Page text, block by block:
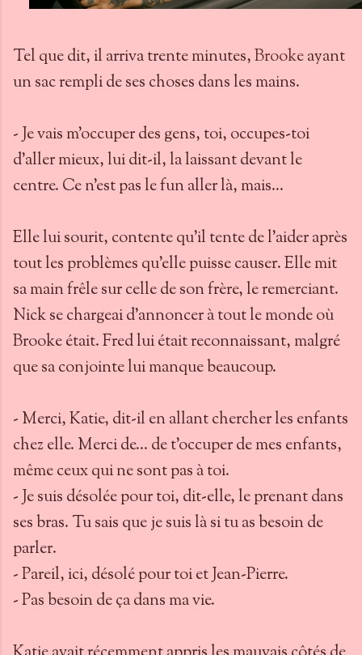
Tel que dit, il arriva trente minutes,Brookeayant
un sac rempli de ses choses dans les mains.
- Je vais m’occuper des gens, toi, occupes-toi
d’aller mieux, lui dit-il, la laissant devant le
centre. Ce n’est pas le fun aller là, mais…
Elle lui sourit, contente qu’il tente de l’aider après
tout les problèmes qu’elle puisse causer. Elle mit
sa main frêle sur celle de son frère, le remerciant.
Nick se chargeai d’annoncer à tout le monde où
Brooke était. Fred lui était reconnaissant, malgré
que sa conjointe lui manque beaucoup.
- Merci, Katie, dit-il en allant chercher les enfants
chez elle. Merci de… de t’occuper de mes enfants,
même ceux qui ne sont pas à toi.
- Je suis désolée pour toi, dit-elle, le prenant dans
ses bras. Tu sais que je suis là si tu as besoin de
parler.
- Pareil, ici, désolé pour toi et Jean-Pierre.
- Pas besoin de ça dans ma vie.